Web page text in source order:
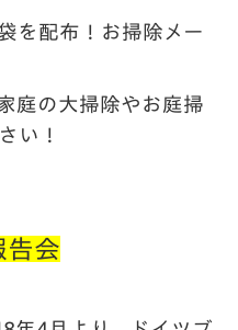
を配布！お掃除メー
庭の大掃除やお庭掃
い！
告会